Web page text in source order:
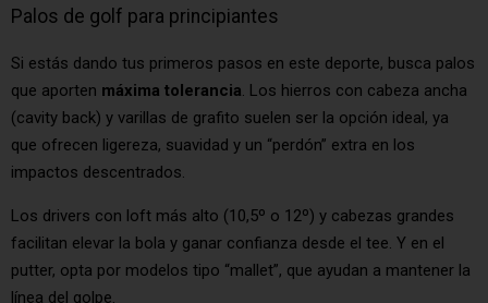
Palos de golf para principiantes
Si estás dando tus primeros pasos en este deporte, busca palos
que aporten máxima tolerancia . Los hierros con cabeza ancha
(cavity back) y varillas de grafito suelen ser la opción ideal, ya
que ofrecen ligereza, suavidad y un “perdón” extra en los
impactos descentrados.
Los drivers con loft más alto (10,5º o 12º) y cabezas grandes
facilitan elevar la bola y ganar confianza desde el tee. Y en el
putter, opta por modelos tipo “mallet”, que ayudan a mantener la
línea del golpe.